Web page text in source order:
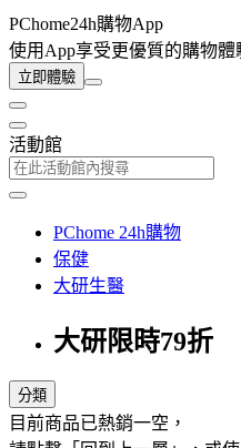
PChome24h購物App
使用App享受更優質的購物體
立即體驗
活動館
PChome 24h購物
保健
大研生醫
大研限時79折
分類
目前商品已熱銷一空，